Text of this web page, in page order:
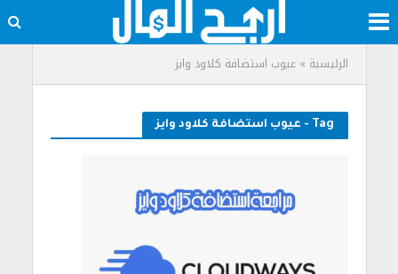
الرئيسية »عيوب استضافة كلاود وايز
Tag - عيوب استضافة كلاود وايز